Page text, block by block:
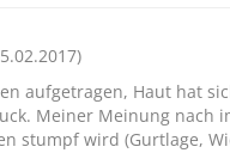
aufgetragen, Haut hat
Meiner Meinung nach
stumpf wird (Gurtlage,